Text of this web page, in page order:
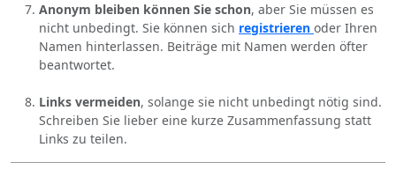
Anonym bleiben können Sie schon, aber Sie müssen es
nicht unbedingt. Sie können sich registrieren oder Ihren
Namen hinterlassen. Beiträge mit Namen werden öfter
beantwortet.
Links vermeiden, solange sie nicht unbedingt nötig sind.
Schreiben Sie lieber eine kurze Zusammenfassung statt
Links zu teilen.